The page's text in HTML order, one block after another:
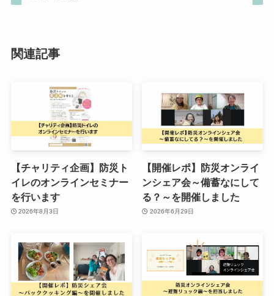
関連記事
【チャリティ企画】防災ト
イレのオンラインセミナー
を行います
2026年8月3日
【開催レポ】防災オンライ
ンシェア会～備蓄なにして
る？～を開催しました
2026年6月29日